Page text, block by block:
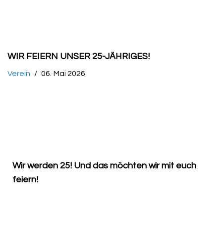
WIR FEIERN UNSER 25-JÄHRIGES!
Verein 06. Mai 2026
Wir werden 25! Und das möchten wir mit euch
feiern!